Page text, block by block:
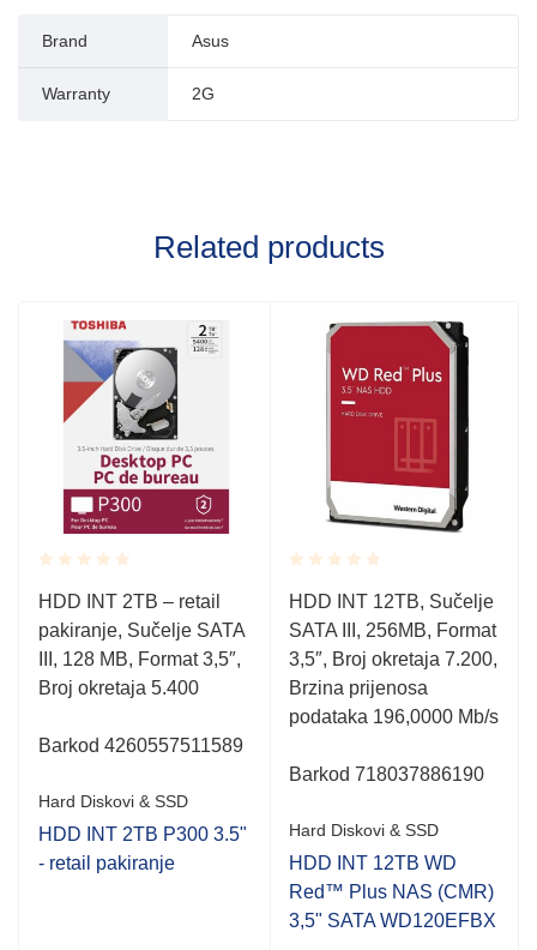
Brand Asus
Warranty 2G
Related products
Rated
0.001
out
of
5
HDD INT 2TB – retail
pakiranje, Sučelje SATA
III, 128 MB, Format 3,5″,
Broj okretaja 5.400
Barkod 4260557511589
Hard Diskovi & SSD
HDD INT 2TB P300 3.5"
- retail pakiranje
Rated
0.001
out
of
5
HDD INT 12TB, Sučelje
SATA III, 256MB, Format
3,5″, Broj okretaja 7.200,
Brzina prijenosa
podataka 196,0000 Mb/s
Barkod 718037886190
Hard Diskovi & SSD
HDD INT 12TB WD
Red™ Plus NAS (CMR)
3,5" SATA WD120EFBX